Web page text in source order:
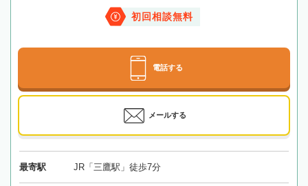
初回相談無料
電話する
メールする
最寄駅 JR「三鷹駅」徒歩7分